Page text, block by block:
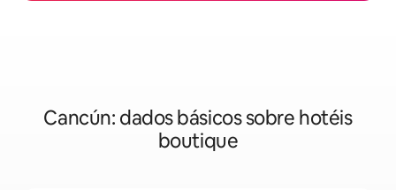
Cancún: dados básicos sobre hotéis
boutique